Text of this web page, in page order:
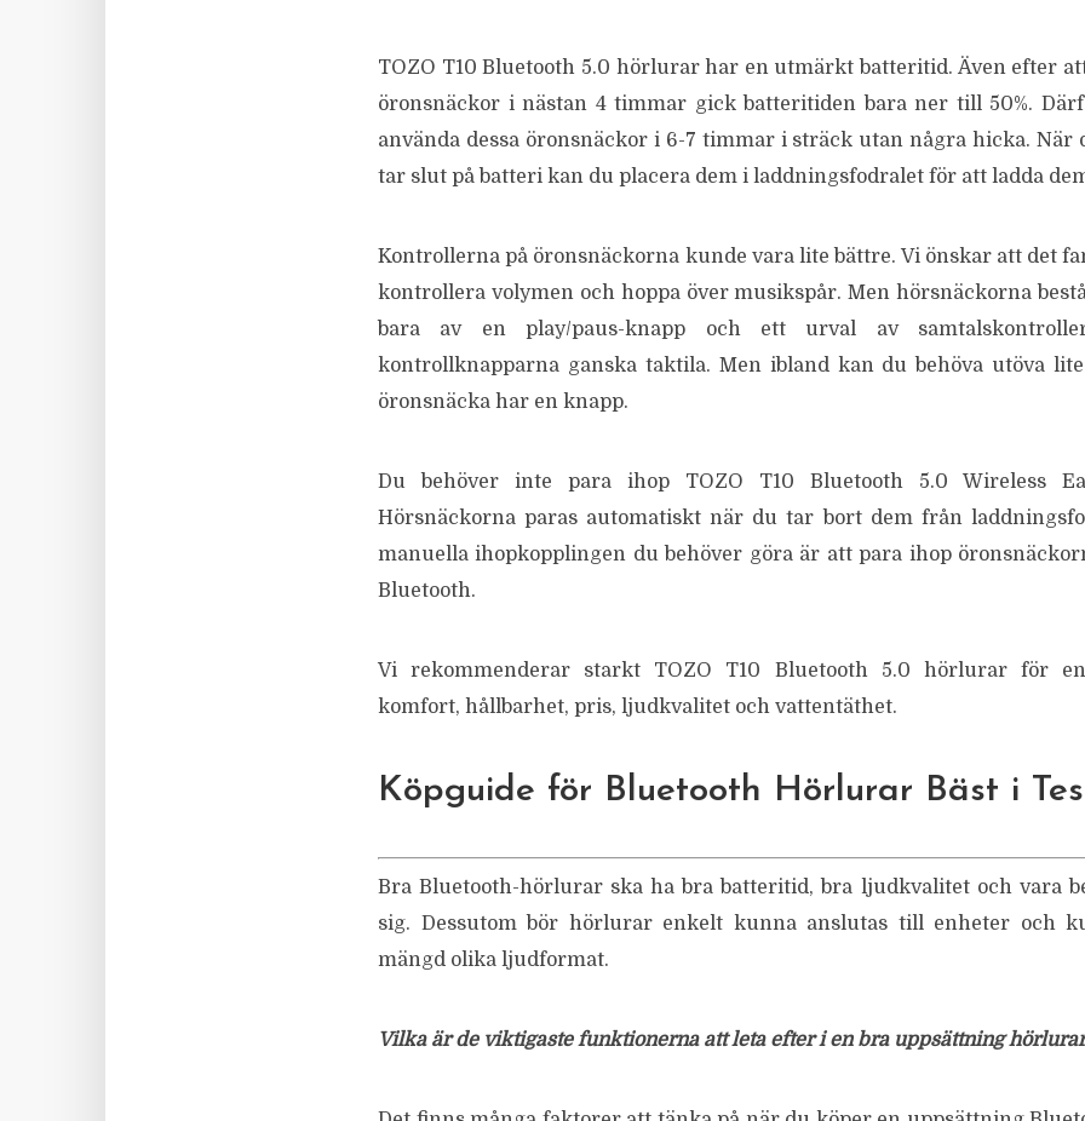
TOZO T10 Bluetooth 5.0 hörlurar har en utmärkt batteritid. Även efter
öronsnäckor i nästan 4 timmar gick batteritiden bara ner till 50%.
använda dessa öronsnäckor i 6-7 timmar i sträck utan några hicka. När
tar slut på batteri kan du placera dem i laddningsfodralet för att ladda
Kontrollerna på öronsnäckorna kunde vara lite bättre. Vi önskar att det
kontrollera volymen och hoppa över musikspår. Men hörsnäckorna
bara av en play/paus-knapp och ett urval av
kontrollknapparna ganska taktila. Men ibland kan du behöva utöva
öronsnäcka har en knapp.
Du behöver inte para ihop TOZO T10 Bluetooth 5.0 Wireless
Hörsnäckorna paras automatiskt när du tar bort dem från
manuella ihopkopplingen du behöver göra är att para ihop
Bluetooth.
Vi rekommenderar starkt TOZO T10 Bluetooth 5.0 hörlurar för
komfort, hållbarhet, pris, ljudkvalitet och vattentäthet.
Köpguide för Bluetooth Hörlurar Bäst i
Bra Bluetooth-hörlurar ska ha bra batteritid, bra ljudkvalitet och vara
sig. Dessutom bör hörlurar enkelt kunna anslutas till enheter och
mängd olika ljudformat.
Vilka är de viktigaste funktionerna att leta efter i en bra uppsättning